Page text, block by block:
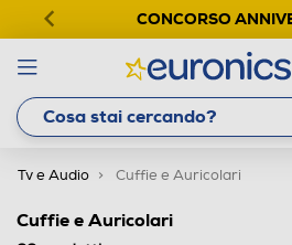
CONCORSO
Tv e Audio Cuffie e Auricolari
Cuffie e Auricolari